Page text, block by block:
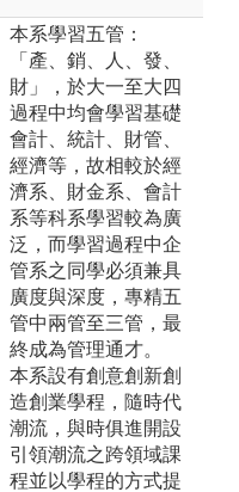
本系學習五管：
「產、銷、人、發、
財」，於大一至大四
過程中均會學習基礎
會計、統計、財管、
經濟等，故相較於經
濟系、財金系、會計
系等科系學習較為廣
泛，而學習過程中企
管系之同學必須兼具
廣度與深度，專精五
管中兩管至三管，最
終成為管理通才。
本系設有創意創新創
造創業學程，隨時代
潮流，與時俱進開設
引領潮流之跨領域課
程並以學程的方式提